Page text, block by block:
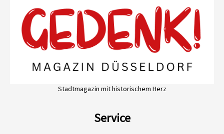
Stadtmagazin mit historischem Herz
Service